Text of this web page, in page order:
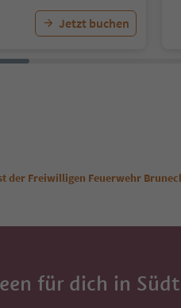
Jetzt buchen
der Freiwilligen Feuerwehr
für dich in